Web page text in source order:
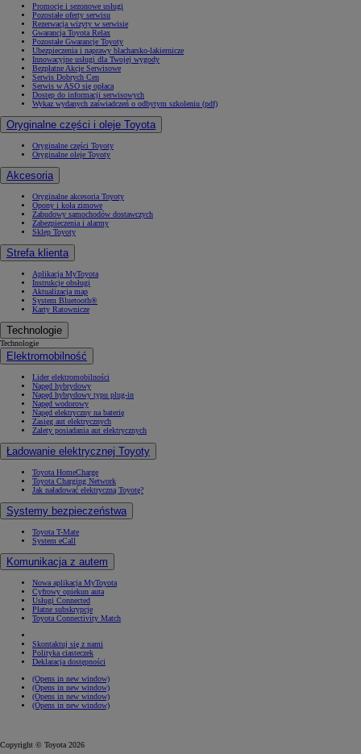
Promocje i sezonowe usługi
Pozostałe oferty serwisu
Rezerwacja wizyty w serwisie
Gwarancja Toyota Relax
Pozostałe Gwarancje Toyoty
Ubezpieczenia i naprawy blacharsko-lakiernicze
Innowacyjne usługi dla Twojej wygody
Bezpłatne Akcje Serwisowe
Serwis Dobrych Cen
Serwis w ASO się opłaca
Dostęp do informacji serwisowych
Wykaz wydanych zaświadczeń o odbytym szkoleniu (pdf)
Oryginalne części i oleje Toyota
Oryginalne części Toyoty
Oryginalne oleje Toyoty
Akcesoria
Oryginalne akcesoria Toyoty
Opony i koła zimowe
Zabudowy samochodów dostawczych
Zabezpieczenia i alarmy
Sklep Toyoty
Strefa klienta
Aplikacja MyToyota
Instrukcje obsługi
Aktualizacja map
System Bluetooth®
Karty Ratownicze
Technologie
Technologie
Elektromobilność
Lider elektromobilności
Napęd hybrydowy
Napęd hybrydowy typu plug-in
Napęd wodorowy
Napęd elektryczny na baterię
Zasięg aut elektrycznych
Zalety posiadania aut elektrycznych
Ładowanie elektrycznej Toyoty
Toyota HomeCharge
Toyota Charging Network
Jak naładować elektryczną Toyotę?
Systemy bezpieczeństwa
Toyota T-Mate
System eCall
Komunikacja z autem
Nowa aplikacja MyToyota
Cyfrowy opiekun auta
Usługi Connected
Płatne subskrypcje
Toyota Connectivity Match
Skontaktuj się z nami
Polityka ciasteczek
Deklaracja dostępności
(Opens in new window)
(Opens in new window)
(Opens in new window)
(Opens in new window)
Copyright © Toyota 2026